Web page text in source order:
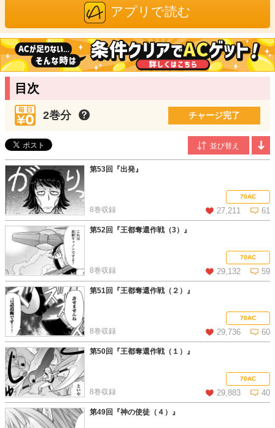
『ホークウッド』（KADOKAWA、全８巻）、『レスキューウィ
ングス』シリーズ（KADOKAWA、全５巻）など多数の作品を手
掛ける実力派作家。躍動感のあるアクション、幅広いタッチによ
る豊かな人物描写に定評がある。
まはぷる/原作
九州は火の国在住。仕事にも趣味にも生きない人。マイペースで
めんどくさがり。
筆を執ってみることに。そして2018年9月、「巻き込まれ召
喚!? 召喚されし３人は『勇者』『賢者』『聖女』そして私は
『神』でした??」を改題した本作で出版デビューに至る。
アプリで読む
目次
2巻分 チャージ完了
第53回『出発』
70AC
27,211 61
8巻収録
この話を読む コメントを見る
第52回『王都奪還作戦（3）』
70AC
29,132 59
8巻収録
この話を読む コメントを見る
第51回『王都奪還作戦（２）』
70AC
29,736 60
8巻収録
この話を読む コメントを見る
第50回『王都奪還作戦（１）』
70AC
29,883 40
8巻収録
第49回『神の使徒（４）』